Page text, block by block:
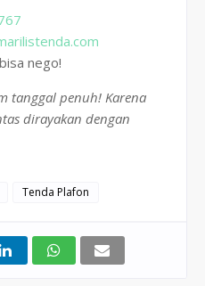
nego!
tanggal penuh! Karena
dirayakan dengan
Tenda Plafon